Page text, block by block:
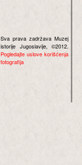
Sva prava zadržava Muzej
istorije Jugoslavije, ©2012.
Pogledajte uslove korišćenja
fotografija